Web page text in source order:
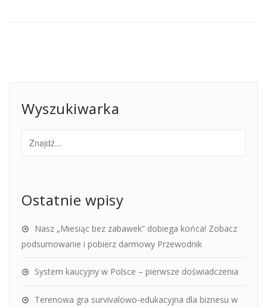
Wyszukiwarka
Ostatnie wpisy
Nasz „Miesiąc bez zabawek” dobiega końca! Zobacz
podsumowanie i pobierz darmowy Przewodnik
System kaucyjny w Polsce – pierwsze doświadczenia
Terenowa gra survivalowo-edukacyjna dla biznesu w